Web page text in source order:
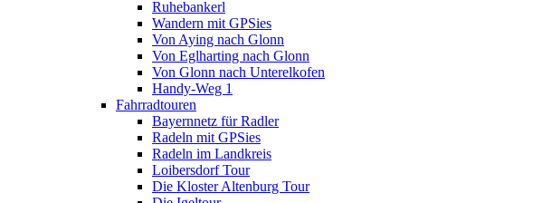
Ruhebankerl
Wandern mit GPSies
Von Aying nach Glonn
Von Eglharting nach Glonn
Von Glonn nach Unterelkofen
Handy-Weg 1
Fahrradtouren
Bayernnetz für Radler
Radeln mit GPSies
Radeln im Landkreis
Loibersdorf Tour
Die Kloster Altenburg Tour